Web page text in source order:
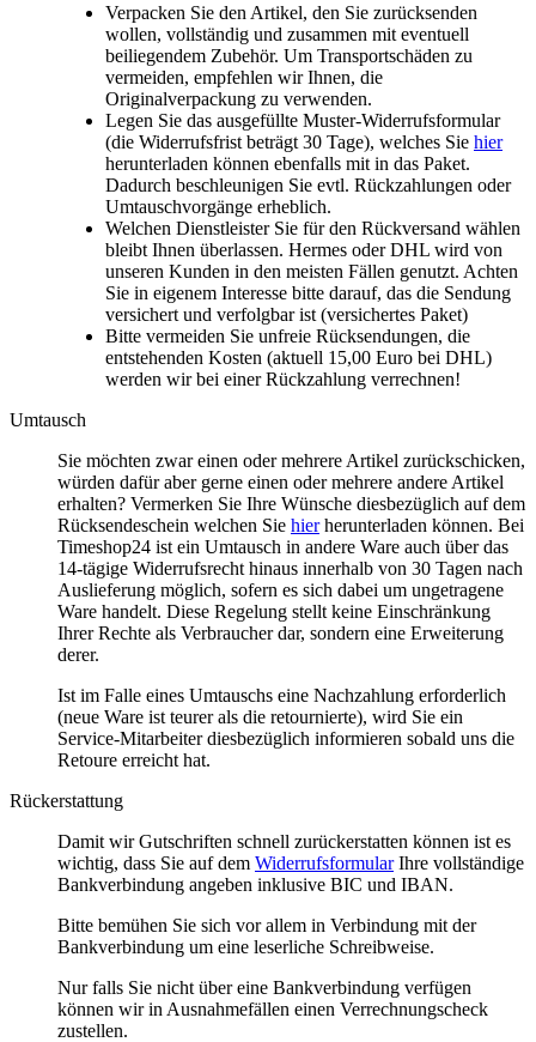
Verpacken Sie den Artikel, den Sie zurücksenden
wollen, vollständig und zusammen mit eventuell
beiliegendem Zubehör. Um Transportschäden zu
vermeiden, empfehlen wir Ihnen, die
Originalverpackung zu verwenden.
Legen Sie das ausgefüllte Muster-Widerrufsformular
(die Widerrufsfrist beträgt 30 Tage), welches Sie hier
herunterladen können ebenfalls mit in das Paket.
Dadurch beschleunigen Sie evtl. Rückzahlungen oder
Umtauschvorgänge erheblich.
Welchen Dienstleister Sie für den Rückversand wählen
bleibt Ihnen überlassen. Hermes oder DHL wird von
unseren Kunden in den meisten Fällen genutzt. Achten
Sie in eigenem Interesse bitte darauf, das die Sendung
versichert und verfolgbar ist (versichertes Paket)
Bitte vermeiden Sie unfreie Rücksendungen, die
entstehenden Kosten (aktuell 15,00 Euro bei DHL)
werden wir bei einer Rückzahlung verrechnen!
Umtausch
Sie möchten zwar einen oder mehrere Artikel zurückschicken,
würden dafür aber gerne einen oder mehrere andere Artikel
erhalten? Vermerken Sie Ihre Wünsche diesbezüglich auf dem
Rücksendeschein welchen Sie hierherunterladen können. Bei
Timeshop24 ist ein Umtausch in andere Ware auch über das
14-tägige Widerrufsrecht hinaus innerhalb von 30 Tagen nach
Auslieferung möglich, sofern es sich dabei um ungetragene
Ware handelt. Diese Regelung stellt keine Einschränkung
Ihrer Rechte als Verbraucher dar, sondern eine Erweiterung
derer.
Ist im Falle eines Umtauschs eine Nachzahlung erforderlich
(neue Ware ist teurer als die retournierte), wird Sie ein
Service-Mitarbeiter diesbezüglich informieren sobald uns die
Retoure erreicht hat.
Rückerstattung
Damit wir Gutschriften schnell zurückerstatten können ist es
wichtig, dass Sie auf dem WiderrufsformularIhre vollständige
Bankverbindung angeben inklusive BIC und IBAN.
Bitte bemühen Sie sich vor allem in Verbindung mit der
Bankverbindung um eine leserliche Schreibweise.
Nur falls Sie nicht über eine Bankverbindung verfügen
können wir in Ausnahmefällen einen Verrechnungscheck
zustellen.